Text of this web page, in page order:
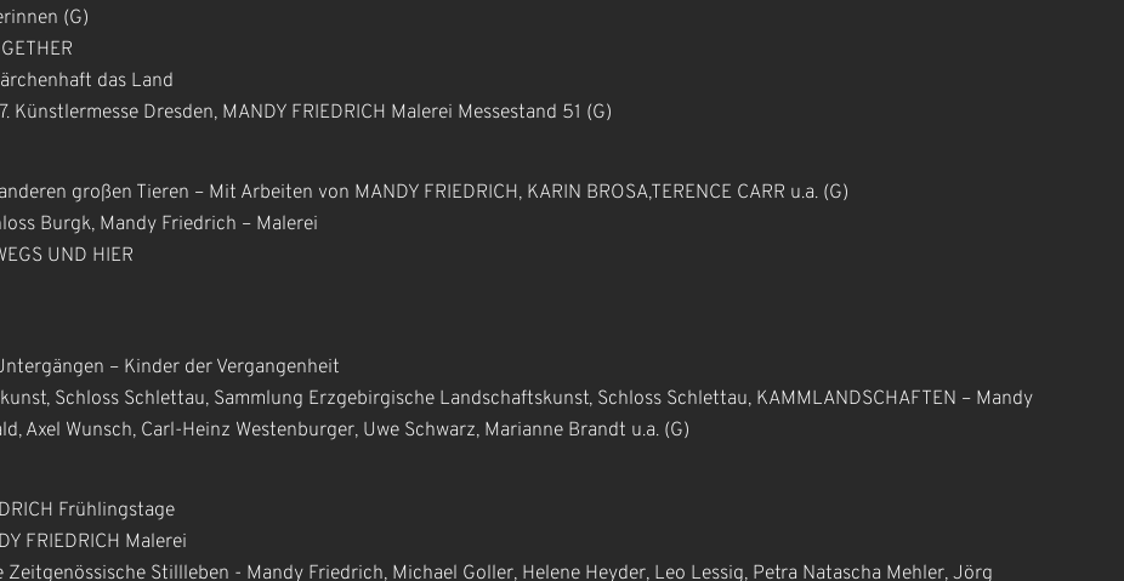
(G)
das Land
Künstlermesse Dresden, MANDY FRIEDRICH Malerei Messestand 51 (G)
großen Tieren – Mit Arbeiten von MANDY FRIEDRICH, KARIN BROSA,TERENCE CARR u.a. (G)
Burgk, Mandy Friedrich – Malerei
UND HIER
– Kinder der Vergangenheit
Schloss Schlettau, Sammlung Erzgebirgische Landschaftskunst, Schloss Schlettau, KAMMLANDSCHAFTEN – Mandy
Axel Wunsch, Carl-Heinz Westenburger, Uwe Schwarz, Marianne Brandt u.a. (G)
Frühlingstage
FRIEDRICH Malerei
Stillleben - Mandy Friedrich, Michael Goller, Helene Heyder, Leo Lessig, Petra Natascha Mehler, Jörg